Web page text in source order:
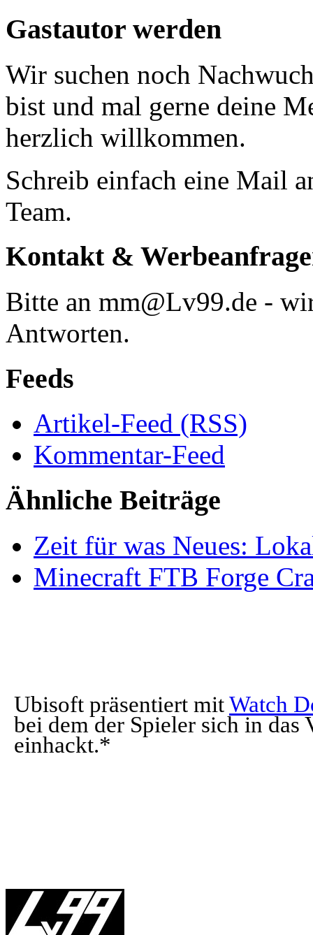
Gastautor werden
Wir suchen noch
bist und mal gerne deine
herzlich willkommen.
Schreib einfach eine Mail
Team.
Kontakt &
Bitte an mm@Lv99.de -
Antworten.
Feeds
Artikel-Feed (RSS)
Kommentar-Feed
Ähnliche Beiträge
Zeit für was Neues:
Minecraft FTB Forge
Ubisoft präsentiert mitWatch
bei dem der Spieler sich in das
einhackt.*